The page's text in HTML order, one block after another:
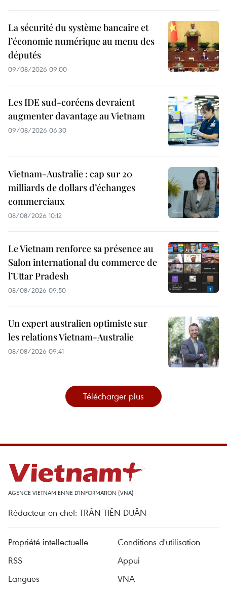
La sécurité du système bancaire et
l’économie numérique au menu des
députés
09/08/2026 09:00
Les IDE sud-coréens devraient
augmenter davantage au Vietnam
09/08/2026 06:30
Vietnam-Australie : cap sur 20
milliards de dollars d’échanges
commerciaux
08/08/2026 10:12
Le Vietnam renforce sa présence au
Salon international du commerce de
l’Uttar Pradesh
08/08/2026 09:50
Un expert australien optimiste sur
les relations Vietnam-Australie
08/08/2026 09:41
Télécharger plus
AGENCE VIETNAMIENNE D'INFORMATION (VNA)
Rédacteur en chef: TRÂN TIÊN DUÂN
Propriété intellectuelle
Conditions d'utilisation
RSS
Appui
Langues
VNA